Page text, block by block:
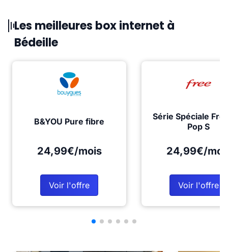
Les meilleures box internet à
Bédeille
B&YOU Pure fibre
24,99€/mois
Voir l'offre
Série Spéciale
Pop S
24,99€/
Voir l'offre